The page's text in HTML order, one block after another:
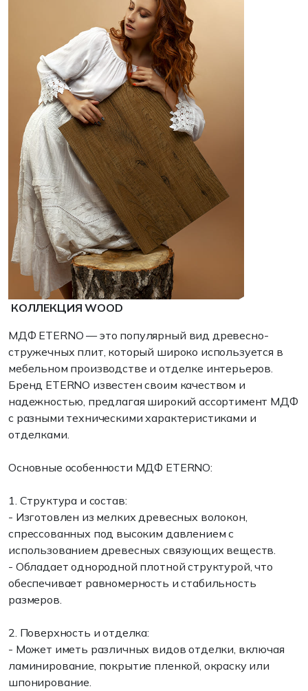
КОЛЛЕКЦИЯ WOOD
МДФ ETERNO — это популярный вид древесно-
стружечных плит, который широко используется в
мебельном производстве и отделке интерьеров.
Бренд ETERNO известен своим качеством и
надежностью, предлагая широкий ассортимент МДФ
с разными техническими характеристиками и
отделками.
Основные особенности МДФ ETERNO:
1. Структура и состав:
- Изготовлен из мелких древесных волокон,
спрессованных под высоким давлением с
использованием древесных связующих веществ.
- Обладает однородной плотной структурой, что
обеспечивает равномерность и стабильность
размеров.
2. Поверхность и отделка:
- Может иметь различных видов отделки, включая
ламинирование, покрытие пленкой, окраску или
шпонирование.